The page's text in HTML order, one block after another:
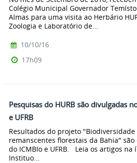
Colégio Municipal Governador
Almas para uma visita ao Herbário
Zoologia e Laboratório de...
10/10/16
17h09
Pesquisas do HURB são divulgadas
e UFRB
Resultados do projeto "Biodiversidade
remanscentes florestais da Bahia"
do ICMBIo e UFRB. Leia os artigos na
Instituo...